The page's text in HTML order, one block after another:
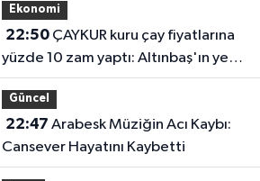
Ekonomi
22:50ÇAYKUR kuru çay fiyatlarına
yüzde 10 zam yaptı: Altınbaş'ın yeni
fiyatı belli oldu
Güncel
22:47
Cansever Hayatını Kaybetti